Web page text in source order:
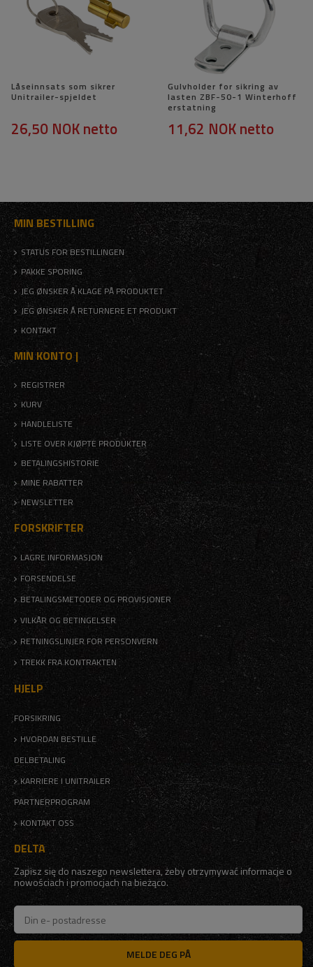
Låseinnsats som sikrer
Unitrailer-spjeldet
26,50 NOKnetto
Gulvholder for sikring av
lasten ZBF-50-1 Winterhoff
erstatning
11,62 NOKnetto
MIN BESTILLING
STATUS FOR BESTILLINGEN
PAKKE SPORING
JEG ØNSKER Å KLAGE PÅ PRODUKTET
JEG ØNSKER Å RETURNERE ET PRODUKT
KONTAKT
MIN KONTO |
REGISTRER
KURV
HANDLELISTE
LISTE OVER KJØPTE PRODUKTER
BETALINGSHISTORIE
MINE RABATTER
NEWSLETTER
FORSKRIFTER
LAGRE INFORMASJON
FORSENDELSE
BETALINGSMETODER OG PROVISJONER
VILKÅR OG BETINGELSER
RETNINGSLINJER FOR PERSONVERN
TREKK FRA KONTRAKTEN
HJELP
FORSIKRING
HVORDAN BESTILLE
DELBETALING
KARRIERE I UNITRAILER
PARTNERPROGRAM
KONTAKT OSS
DELTA
Zapisz się do naszego newslettera, żeby otrzymywać informacje o
nowościach i promocjach na bieżąco.
MELDE DEG PÅ